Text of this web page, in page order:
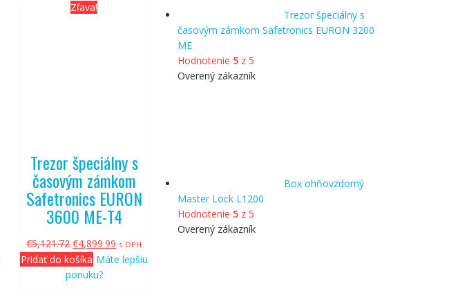
Zľava!
Trezor špeciálny s
časovým zámkom
Safetronics EURON
3600 ME-T4
€5,121.72Pôvodná
cena
bola:
€4,899.99 Aktuálna
cena
s DPH
Pridať do košíka Máte lepšiu
ponuku?
Trezor špeciálny s
časovým zámkom Safetronics EURON 3200
ME
Hodnotenie 5 z 5
Overený zákazník
Box ohňovzdorný
Master Lock L1200
Hodnotenie 5 z 5
Overený zákazník